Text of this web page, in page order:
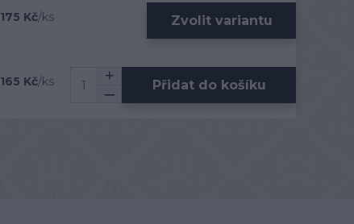
175 Kč/ks Zvolit variantu
165 Kč/ks Přidat do košíku